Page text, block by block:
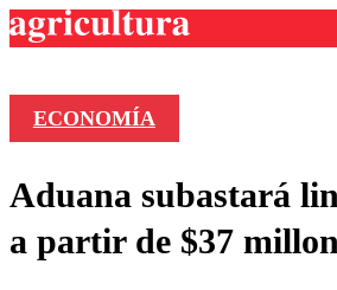
Frecuencias
Agricultura TV
Deportes
ECONOMÍA
Aduana subastará
a partir de $37